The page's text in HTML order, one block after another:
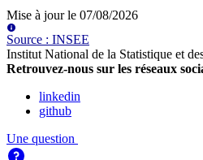
Mise à jour le 07/08/2026
Source : INSEE
Institut National de la Statistique et
Retrouvez-nous sur les réseaux
linkedin
github
Une question